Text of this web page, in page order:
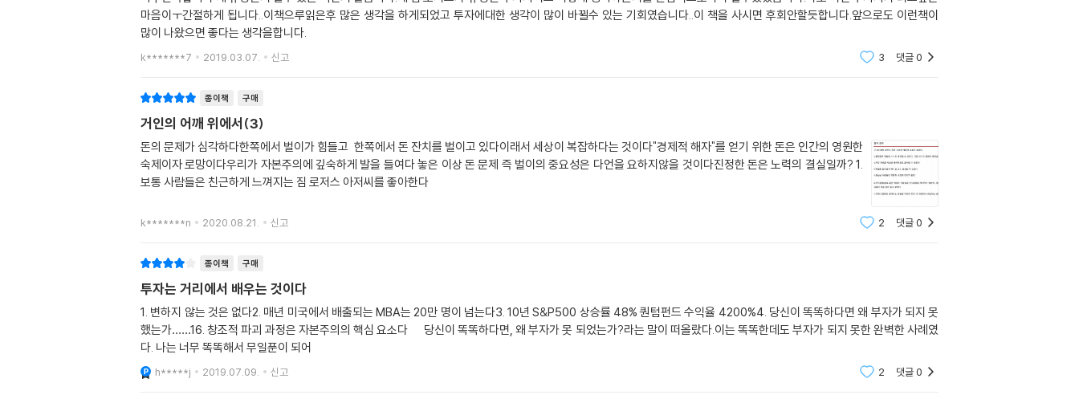
마음이ㅜ간절하게 됩니다..이책으루읽은후 많은 생각을 하게되었고 투자에대한 생각이 많이 바뀔수 있는 기회였습니다..이 책을 사시면 후회안할듯합니다.앞으로도 이런책이
많이 나왔으면 좋다는 생각을합니다.
k*******7 2019.03.07. 신고 3 댓글0
종이책 구매
거인의 어깨 위에서(3)
돈의 문제가 심각하다한쪽에서 벌이가 힘들고 한쪽에서 돈 잔치를 벌이고 있다이래서 세상이 복잡하다는 것이다"경제적 해자"를 얻기 위한 돈은 인간의 영원한
숙제이자 로망이다우리가 자본주의에 깊숙하게 발을 들여다 놓은 이상 돈 문제 즉 벌이의 중요성은 다언을 요하지않을 것이다진정한 돈은 노력의 결실일까? 1.
보통 사람들은 친근하게 느껴지는 짐 로저스 아저씨를 좋아한다
k*******n 2020.08.21. 신고 2 댓글0
종이책 구매
투자는 거리에서 배우는 것이다
1. 변하지 않는 것은 없다2. 매년 미국에서 배출되는 MBA는 20만 명이 넘는다3. 10년 S&P500 상승률 48% 퀀텀펀드 수익율 4200%4. 당신이 똑똑하다면 왜 부자가 되지 못
했는가……16. 창조적 파괴 과정은 자본주의의 핵심 요소다 당신이 똑똑하다면, 왜 부자가 못 되었는가?라는 말이 떠올랐다.이는 똑똑한데도 부자가 되지 못한 완벽한 사례였
다. 나는 너무 똑똑해서 무일푼이 되어
h*****j 2019.07.09. 신고 2 댓글0